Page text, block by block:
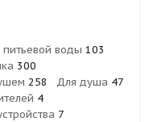
воды 103
300
258 Для душа 47
4
7